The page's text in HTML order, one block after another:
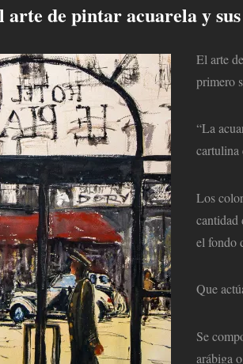
arte de pintar acuarela y
El arte
primero
“La
cartulina
Los
cantidad
el fondo
Que
Se
arábiga